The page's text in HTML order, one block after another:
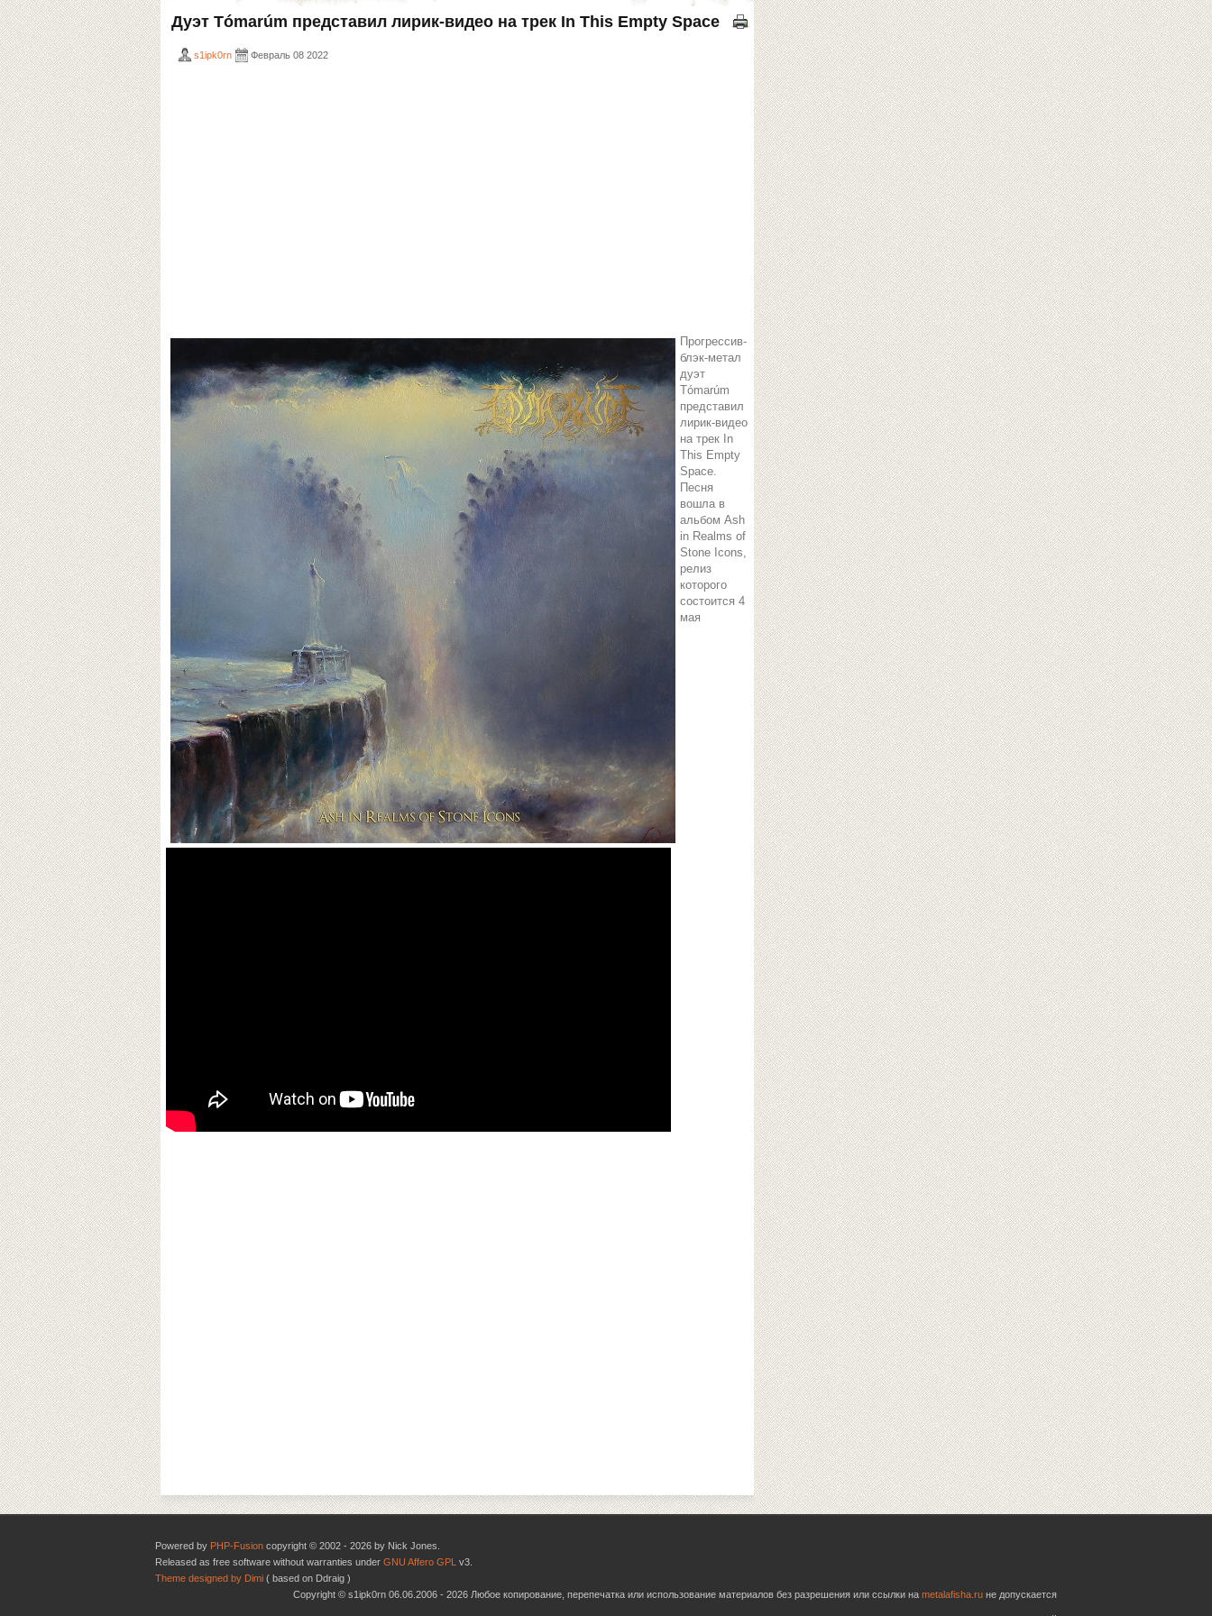
Дуэт Tómarúm представил лирик-видео на трек In This Empty Space
s1ipk0rn Февраль 08 2022
Прогрессив-
блэк-метал
дуэт
Tómarúm
представил
лирик-видео
на трек In
This Empty
Space.
Песня
вошла в
альбом Ash
in Realms of
Stone Icons,
релиз
которого
состоится 4
мая
Powered by PHP-Fusion copyright © 2002 - 2026 by Nick Jones.
Released as free software without warranties under GNU Affero GPL v3.
Theme designed by Dimi ( based on Ddraig )
Copyright © s1ipk0rn 06.06.2006 - 2026 Любое копирование, перепечатка или использование материалов без разрешения или ссылки на metalafisha.ru не допускается